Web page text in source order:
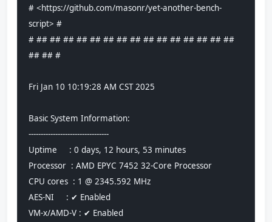
# <https://github.com/masonr/yet-another-bench-
script> #
# ## ## ## ## ## ## ## ## ## ## ## ## ## ## ##
## ## #
Fri Jan 10 10:19:28 AM CST 2025
Basic System Information:
---------------------------------
Uptime     : 0 days, 12 hours, 53 minutes
Processor  : AMD EPYC 7452 32-Core Processor
CPU cores  : 1 @ 2345.592 MHz
AES-NI     : ✔ Enabled
VM-x/AMD-V : ✔ Enabled